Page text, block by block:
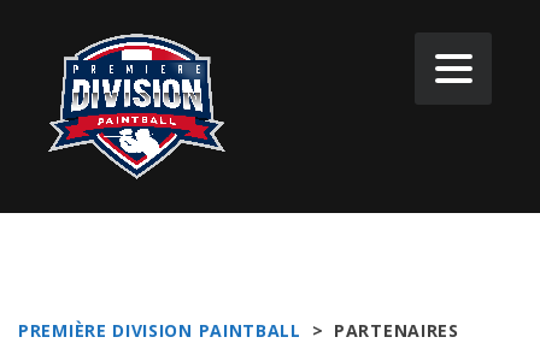
PREMIÈRE DIVISION PAINTBALL > PARTENAIRES